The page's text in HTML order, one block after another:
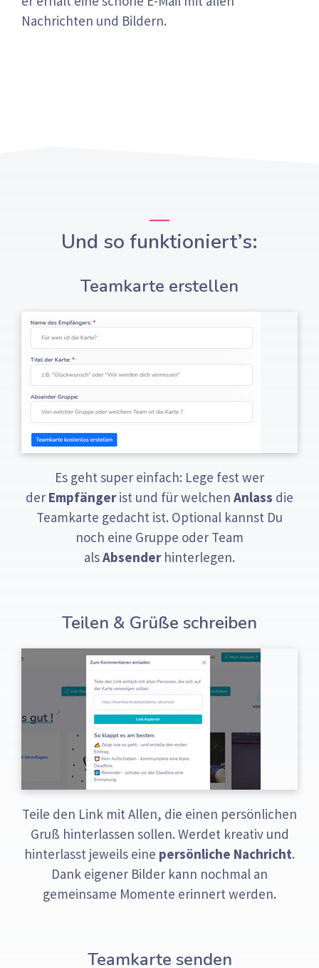
Nachrichten und Bildern.
Und so funktioniert’s:
Teamkarte erstellen
Es geht super einfach: Lege fest wer
der Empfängerist und für welchen Anlass die
Teamkarte gedacht ist. Optional kannst Du
noch eine Gruppe oder Team
alsAbsenderhinterlegen.
Teilen & Grüße schreiben
Teile den Link mit Allen, die einen persönlichen
Gruß hinterlassen sollen. Werdet kreativ und
hinterlasst jeweils eine persönliche Nachricht.
Dank eigener Bilder kann nochmal an
gemeinsame Momente erinnert werden.
Teamkarte senden